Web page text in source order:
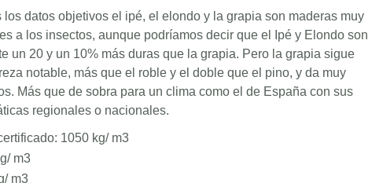
los datos objetivos el ipé, el elondo y la grapia son maderas muy
a los insectos, aunque podríamos decir que el Ipé y Elondo son
un 20 y un 10% más duras que la grapia. Pero la grapia sigue
notable, más que el roble y el doble que el pino, y da muy
Más que de sobra para un clima como el de España con sus
regionales o nacionales.
1050 kg/ m3
m3
m3